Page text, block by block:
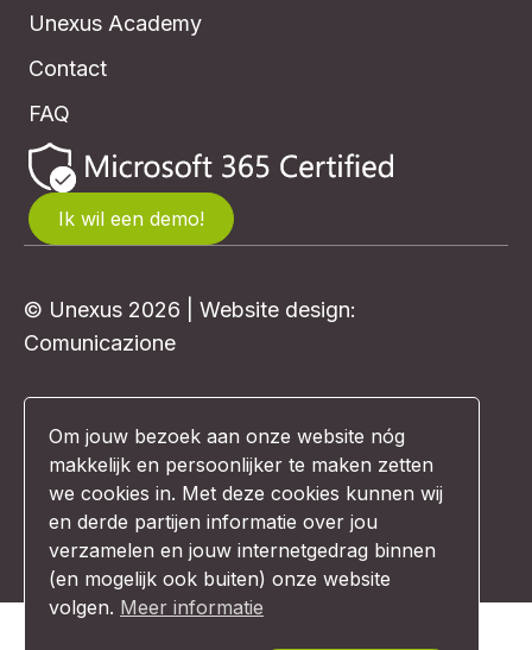
Unexus Academy
Contact
FAQ
Ik wil een demo!
© Unexus 2026 | Website design:
Comunicazione
Algemene voorwaarden
Privacybeleid
Disclaimer
Om jouw bezoek aan onze website nóg
makkelijk en persoonlijker te maken zetten
we cookies in. Met deze cookies kunnen wij
en derde partijen informatie over jou
verzamelen en jouw internetgedrag binnen
(en mogelijk ook buiten) onze website
volgen. Meer informatie